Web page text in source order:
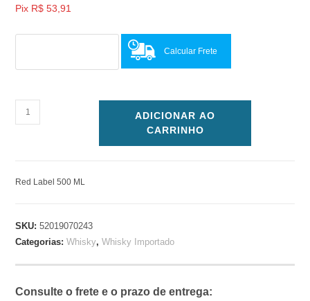
Pix R$ 53,91
Calcular Frete
ADICIONAR AO
CARRINHO
Red Label 500 ML
SKU:52019070243
Categorias:Whisky,Whisky Importado
Consulte o frete e o prazo de entrega: